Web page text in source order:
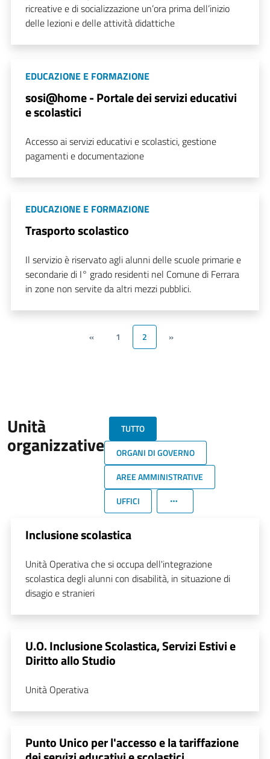
ricreative e di socializzazione un’ora prima dell’inizio
delle lezioni e delle attività didattiche
EDUCAZIONE E FORMAZIONE
sosi@home - Portale dei servizi educativi
e scolastici
Accesso ai servizi educativi e scolastici, gestione
pagamenti e documentazione
EDUCAZIONE E FORMAZIONE
Trasporto scolastico
Il servizio è riservato agli alunni delle scuole primarie e
secondarie di I° grado residenti nel Comune di Ferrara
in zone non servite da altri mezzi pubblici.
« 1 2 »
Unità
organizzative
TUTTO
ORGANI DI GOVERNO
AREE AMMINISTRATIVE
UFFICI
Inclusione scolastica
Unità Operativa che si occupa dell'integrazione
scolastica degli alunni con disabilità, in situazione di
disagio e stranieri
U.O. Inclusione Scolastica, Servizi Estivi e
Diritto allo Studio
Unità Operativa
Punto Unico per l'accesso e la tariffazione